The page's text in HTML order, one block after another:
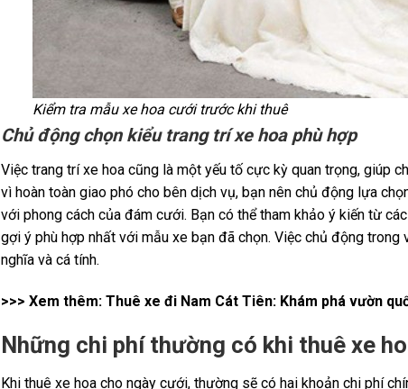
Kiểm tra mẫu xe hoa cưới trước khi thuê
Chủ động chọn kiểu trang trí xe hoa phù hợp
Việc trang trí xe hoa cũng là một yếu tố cực kỳ quan trọng, giúp
vì hoàn toàn giao phó cho bên dịch vụ, bạn nên chủ động lựa
với phong cách của đám cưới. Bạn có thể tham khảo ý kiến từ
gợi ý phù hợp nhất với mẫu xe bạn đã chọn. Việc chủ động
nghĩa và cá tính.
>>> Xem thêm: Thuê xe đi Nam Cát Tiên: Khám phá vườn
Những chi phí thường có khi thuê xe
Khi thuê xe hoa cho ngày cưới, thường sẽ có hai khoản chi phí